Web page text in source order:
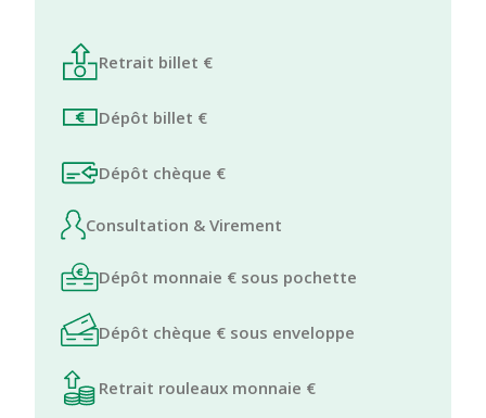
Retrait billet €
Dépôt billet €
Dépôt chèque €
Consultation & Virement
Dépôt monnaie € sous pochette
Dépôt chèque € sous enveloppe
Retrait rouleaux monnaie €